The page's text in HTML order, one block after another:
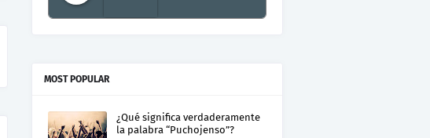
MOST POPULAR
¿Qué significa verdaderamente
la palabra “Puchojenso”?